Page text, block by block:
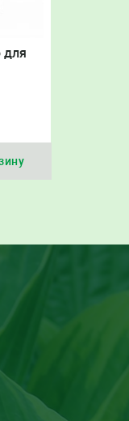
для